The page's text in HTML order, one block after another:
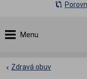
Menu
Zdravá obuv